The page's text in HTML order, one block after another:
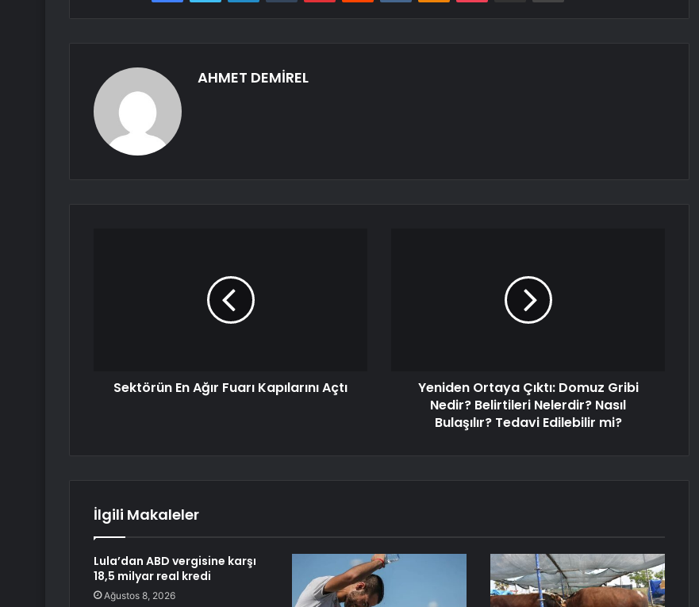
AHMET DEMİREL
Sektörün En Ağır Fuarı Kapılarını Açtı
Yeniden Ortaya Çıktı: Domuz Gribi
Nedir? Belirtileri Nelerdir? Nasıl
Bulaşılır? Tedavi Edilebilir mi?
İlgili Makaleler
Lula’dan ABD vergisine karşı
18,5 milyar real kredi
Ağustos 8, 2026